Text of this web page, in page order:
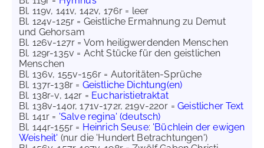
Bl. 119v, 141v, 142v, 176r = leer
Bl. 124v-125r = Geistliche Ermahnung zu Demut
und Gehorsam
Bl. 126v-127r = Vom heiligwerdenden Menschen
Bl. 129r-135v = Acht Stücke für den geistlichen
Menschen
Bl. 136v, 155v-156r = Autoritäten-Sprüche
Bl. 137r-138r = Geistliche Dichtung(en)
Bl. 138r-v, 142r = Eucharistietraktat
Bl. 138v-140r, 171v-172r, 219v-220r =Geistlicher Text
Bl. 141r = 'Salve regina' (deutsch)
Bl. 144r-155r = Heinrich Seuse: 'Büchlein der ewigen
Weisheit' (nur die 'Hundert Betrachtungen')